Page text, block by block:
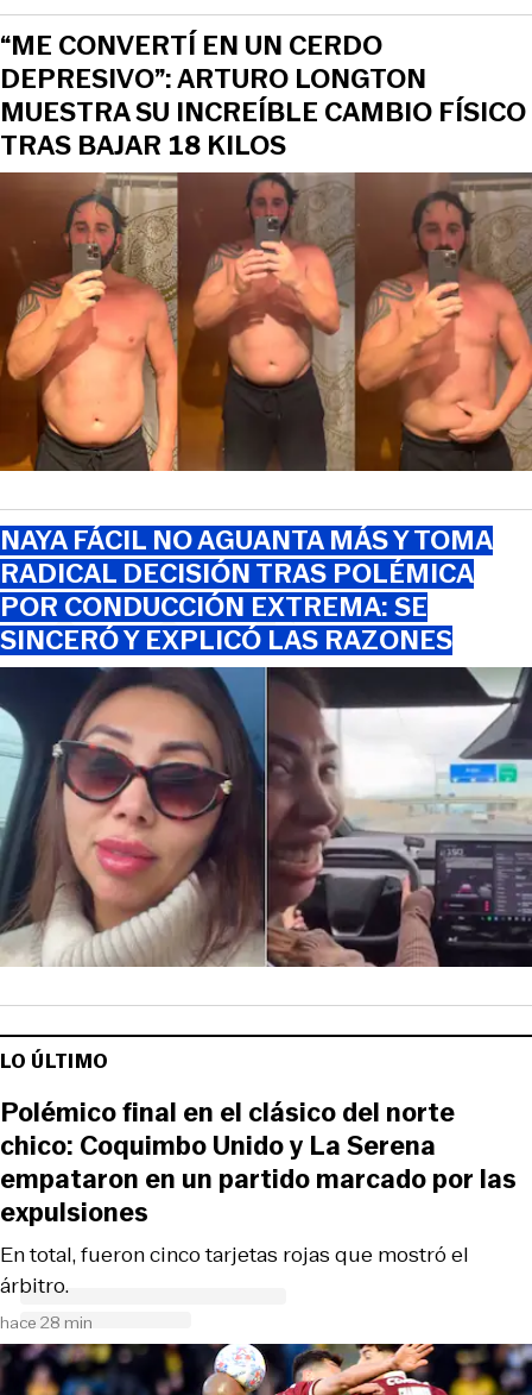
“ME CONVERTÍ EN UN CERDO
DEPRESIVO”: ARTURO LONGTON
MUESTRA SU INCREÍBLE CAMBIO FÍSICO
TRAS BAJAR 18 KILOS
NAYA FÁCIL NO AGUANTA MÁS Y TOMA
RADICAL DECISIÓN TRAS POLÉMICA
POR CONDUCCIÓN EXTREMA: SE
SINCERÓ Y EXPLICÓ LAS RAZONES
LO ÚLTIMO
hace 28 min
En total, fueron cinco tarjetas rojas que mostró el
árbitro.
Polémico final en el clásico del norte
chico: Coquimbo Unido y La Serena
empataron en un partido marcado por las
expulsiones